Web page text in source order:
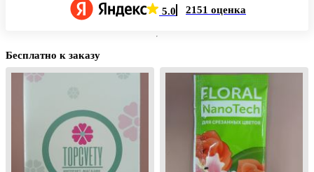
5.0 2151 оценка
Бесплатно к заказу